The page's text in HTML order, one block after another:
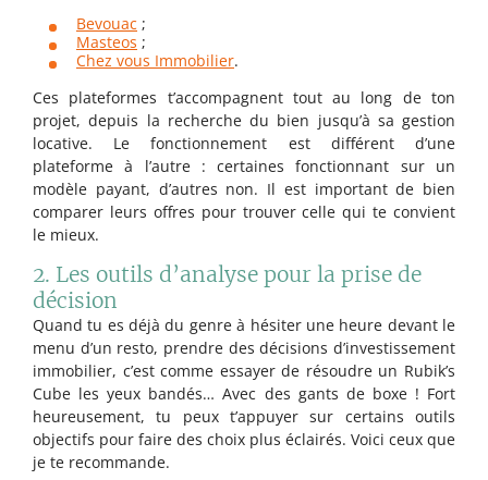
Bevouac ;
Masteos ;
Chez vous Immobilier.
Ces plateformes t’accompagnent tout au long de ton
projet, depuis la recherche du bien jusqu’à sa gestion
locative. Le fonctionnement est différent d’une
plateforme à l’autre : certaines fonctionnant sur un
modèle payant, d’autres non. Il est important de bien
comparer leurs offres pour trouver celle qui te convient
le mieux.
2. Les outils d’analyse pour la prise de
décision
Quand tu es déjà du genre à hésiter une heure devant le
menu d’un resto, prendre des décisions d’investissement
immobilier, c’est comme essayer de résoudre un Rubik’s
Cube les yeux bandés… Avec des gants de boxe ! Fort
heureusement, tu peux t’appuyer sur certains outils
objectifs pour faire des choix plus éclairés. Voici ceux que
je te recommande.